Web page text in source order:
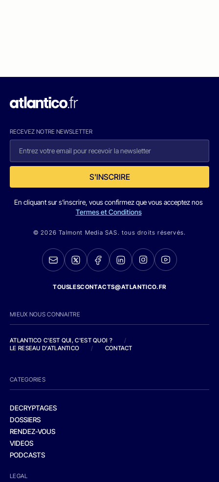
RECEVEZ NOTRE NEWSLETTER
S'INSCRIRE
En cliquant sur s'inscrire, vous confirmez que vous acceptez nos
Termes et Conditions
© 2026 Talmont Media SAS. tous droits réservés.
TOUSLESCONTACTS@ATLANTICO.FR
MIEUX NOUS CONNAITRE
ATLANTICO C'EST QUI, C'EST QUOI ?
/
LE RESEAU D'ATLANTICO
/ CONTACT
CATEGORIES
DECRYPTAGES
DOSSIERS
RENDEZ-VOUS
VIDEOS
PODCASTS
LEGAL